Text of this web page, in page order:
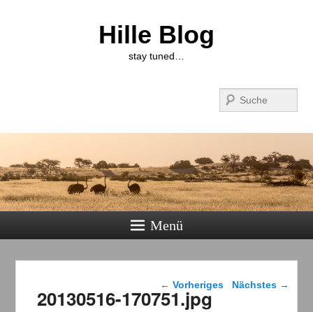
Hille Blog
stay tuned…
Menü
Bilder-Navigation
← Vorheriges Nächstes →
20130516-170751.jpg